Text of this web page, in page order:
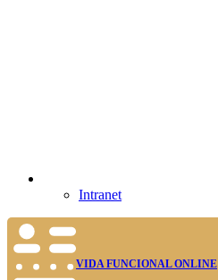
Intranet
VIDA FUNCIONAL ONLINE